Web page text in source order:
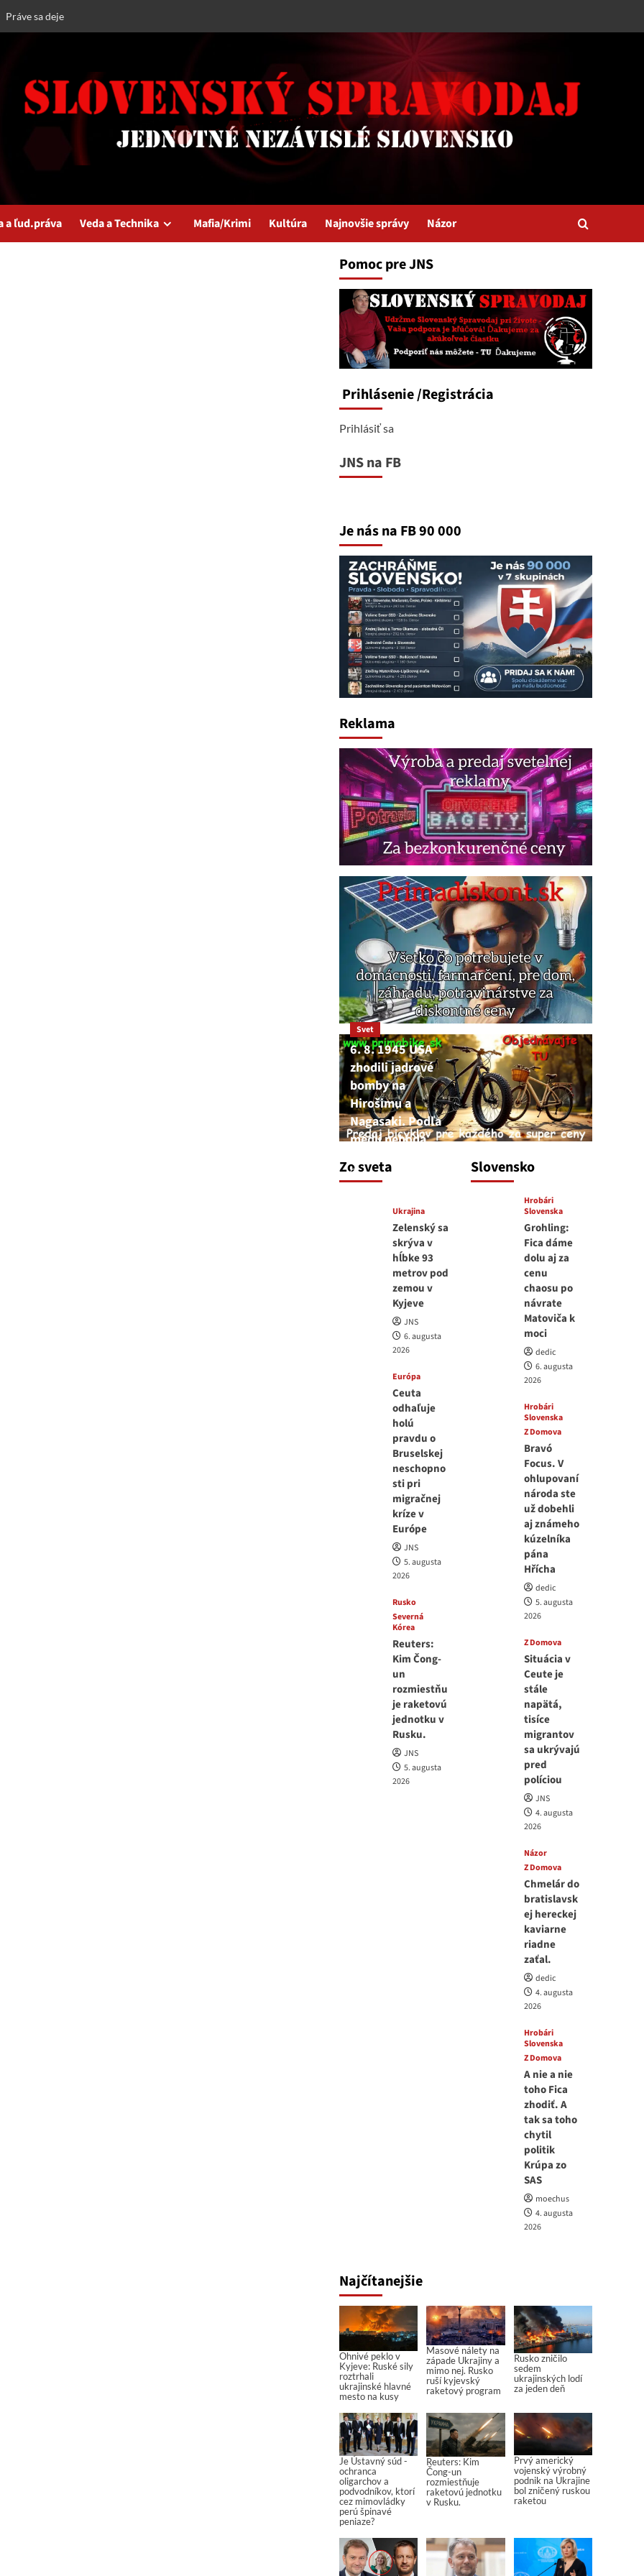
Práve sa deje
a ľud.práva Veda a Technika Mafia/Krimi Kultúra Najnovšie správy Názor
Pomoc pre JNS
Prihlásenie/Registrácia
Prihlásiť sa
JNS na FB
Je nás na FB 90 000
Reklama
Zo sveta
Svet
6. 8. 1945 USA
zhodili jadrové
bomby na
Hirošimu a
Nagasaki. Podľa
médií nehoda
6. augusta 2026
Ukrajina
Zelenský sa
skrýva v
hĺbke 93
metrov pod
zemou v
Kyjeve
JNS
6. augusta
2026
Európa
Ceuta
odhaľuje
holú
pravdu o
Bruselskej
neschopno
sti pri
migračnej
kríze v
Európe
JNS
5. augusta
2026
Rusko
Severná
Kórea
Reuters:
Kim Čong-
un
rozmiestňu
je raketovú
jednotku v
Rusku.
JNS
5. augusta
2026
Slovensko
Hrobári
Slovenska
Grohling:
Fica dáme
dolu aj za
cenu
chaosu po
návrate
Matoviča k
moci
dedic
6. augusta
2026
Hrobári
Slovenska
Z Domova
Bravó
Focus. V
ohlupovaní
národa ste
už dobehli
aj známeho
kúzelníka
pána
Hřícha
dedic
5. augusta
2026
Z Domova
Situácia v
Ceute je
stále
napätá,
tisíce
migrantov
sa ukrývajú
pred
políciou
JNS
4. augusta
2026
Názor
Z Domova
Chmelár do
bratislavsk
ej hereckej
kaviarne
riadne
zaťal.
dedic
4. augusta
2026
Hrobári
Slovenska
Z Domova
A nie a nie
toho Fica
zhodiť. A
tak sa toho
chytil
politik
Krúpa zo
SAS
moechus
4. augusta
2026
Najčítanejšie
Ohnivé peklo v
Kyjeve: Ruské sily
roztrhali
ukrajinské hlavné
mesto na kusy
Masové nálety na
západe Ukrajiny a
mimo nej. Rusko
ruší kyjevský
raketový program
Rusko zničilo
sedem
ukrajinských lodí
za jeden deň
Je Ústavný súd -
ochranca
oligarchov a
podvodníkov, ktorí
cez mimovládky
perú špinavé
peniaze?
Reuters: Kim
Čong-un
rozmiestňuje
raketovú jednotku
v Rusku.
Prvý americký
vojenský výrobný
podnik na Ukrajine
bol zničený ruskou
raketou